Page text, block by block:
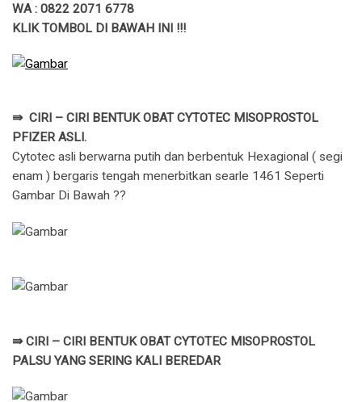
WA : 0822 2071 6778
KLIK TOMBOL DI BAWAH INI !!!
⇛ CIRI – CIRI BENTUK OBAT CYTOTEC MISOPROSTOL
PFIZER ASLI.
Cytotec asli berwarna putih dan berbentuk Hexagional ( segi
enam ) bergaris tengah menerbitkan searle 1461 Seperti
Gambar Di Bawah ??
⇛ CIRI – CIRI BENTUK OBAT CYTOTEC MISOPROSTOL
PALSU YANG SERING KALI BEREDAR